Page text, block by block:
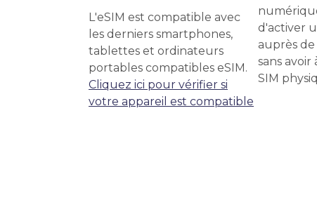
L'eSIM est compatible avec
les derniers smartphones,
tablettes et ordinateurs
portables compatibles eSIM.
Cliquez ici pour vérifier si
votre appareil est compatible
d'activer
auprès
sans
SIM